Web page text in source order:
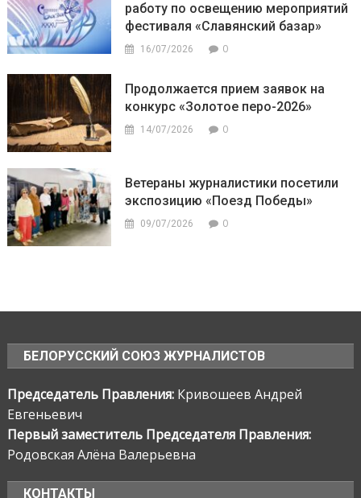
работу по освещению мероприятий
фестиваля «Славянский базар»
16/07/2026 0
Продолжается прием заявок на
конкурс «Золотое перо-2026»
14/07/2026 0
Ветераны журналистики посетили
экспозицию «Поезд Победы»
09/07/2026 0
БЕЛОРУССКИЙ СОЮЗ ЖУРНАЛИСТОВ
Председатель Правления: Кривошеев Андрей
Евгеньевич
Первый заместитель Председателя Правления:
Родовская Алёна Валерьевна
КОНТАКТЫ